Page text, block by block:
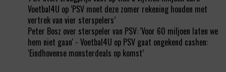
Voetbal4U op ‘PSV moet deze zomer rekening houden met
vertrek van vier sterspelers’
Peter Bosz over sterspeler van PSV: 'Voor 60 miljoen laten we
hem niet gaan' - Voetbal4U op PSV gaat ongekend cashen:
‘Eindhovense monsterdeals op komst’